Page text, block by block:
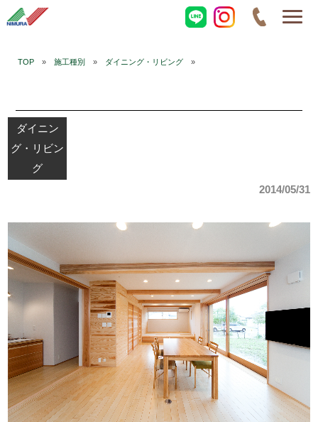
TOP» 施工種別 » ダイニング・リビング»
ダイニン
グ・リビン
グ
2014/05/31